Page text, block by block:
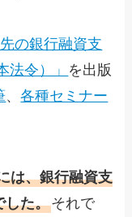
の銀行融資支
令）」 を出版
、各種セミナー
は、銀行融資支
した。それで